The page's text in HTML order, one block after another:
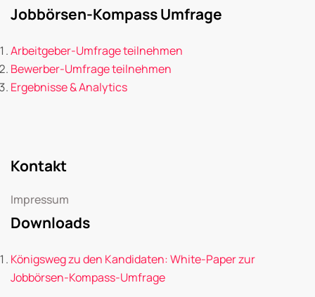
Jobbörsen-Kompass Umfrage
Arbeitgeber-Umfrage teilnehmen
Bewerber-Umfrage teilnehmen
Ergebnisse & Analytics
Kontakt
Impressum
Downloads
Königsweg zu den Kandidaten: White-Paper zur
Jobbörsen-Kompass-Umfrage